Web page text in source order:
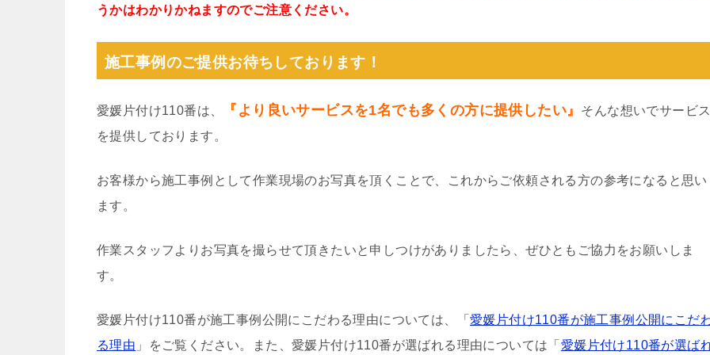
うかはわかりかねますのでご注意ください。
施工事例のご提供お待ちしております！
愛媛片付け110番は、 『より良いサービスを1名でも多くの方に提供したい』
そんな想いでサービス
を提供しております。
お客様から施工事例として作業現場のお写真を頂くことで、これからご依頼される方の参考になると思い
ます。
作業スタッフよりお写真を撮らせて頂きたいと申しつけがありましたら、ぜひともご協力をお願いしま
す。
愛媛片付け110番が施工事例公開にこだわる理由については、「 愛媛片付け110番が施工事例公開にこだ
る理由 」をご覧ください。また、愛媛片付け110番が選ばれる理由については「 愛媛片付け110番が選ば